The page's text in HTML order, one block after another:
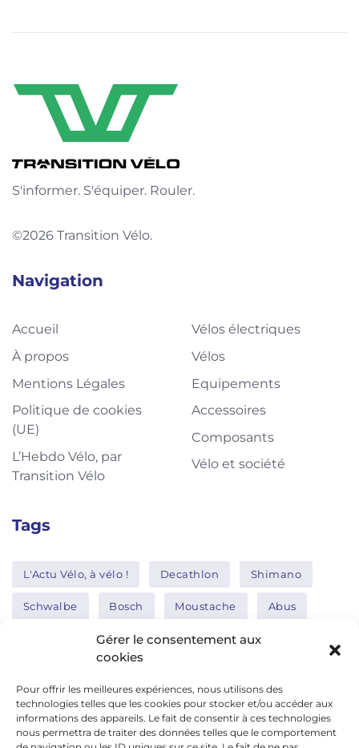
Gérer le consentement aux
cookies
Pour offrir les meilleures expériences, nous utilisons des
technologies telles que les cookies pour stocker et/ou accéder aux
informations des appareils. Le fait de consentir à ces technologies
nous permettra de traiter des données telles que le comportement
S'informer. S'équiper. Rouler.
©2026 Transition Vélo.
Navigation
Accueil
À propos
Mentions Légales
Politique de cookies
(UE)
L’Hebdo Vélo, par
Transition Vélo
Vélos électriques
Vélos
Equipements
Accessoires
Composants
Vélo et société
Tags
L'Actu Vélo, à vélo ! Decathlon Shimano
Schwalbe Bosch Moustache Abus
Thule Nakamura
Réseaux sociaux